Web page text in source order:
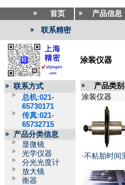
首页 产品信息
联系精密
涂装仪器
联系方式
总机:021-
65730171
传真:021-
65732715
产品分类信息
显微镜
光学仪器
分光光度计
放大镜
衡器
产品类
涂装仪器
·不粘胎时间